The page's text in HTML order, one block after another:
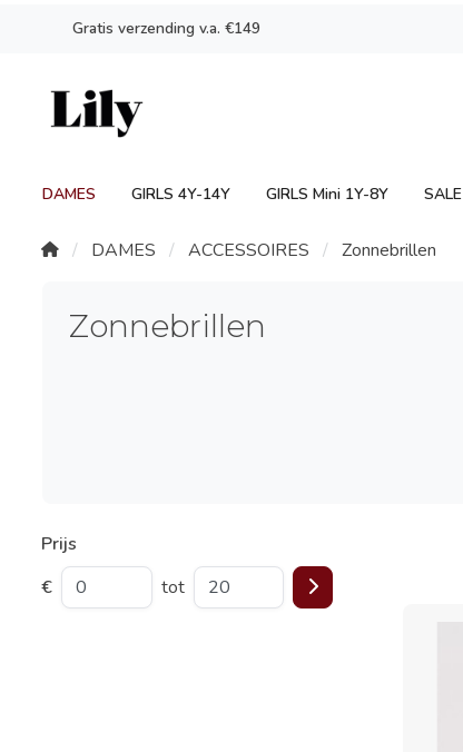
Gratis verzending v.a. €149
DAMES GIRLS 4Y-14Y GIRLS Mini 1Y-8Y SALE
DAMES ACCESSOIRES Zonnebrillen
Zonnebrillen
Prijs
€
tot